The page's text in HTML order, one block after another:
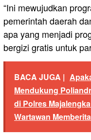
“Ini mewujudkan
pemerintah daerah
apa yang menjadi
bergizi gratis untuk
BACA JUGA |
Mendukung
di Polres
Wartawan